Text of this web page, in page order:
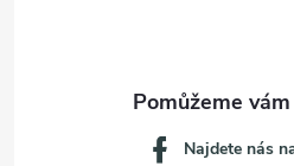
Najdete nás